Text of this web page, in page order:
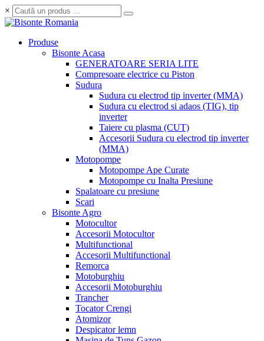
×
Produse
Bisonte Acasa
GENERATOARE SERIA LITE
Compresoare electrice cu Piston
Sudura
Sudura cu electrod tip inverter (MMA)
Sudura cu electrod si adaos (TIG), tip
inverter
Taiere cu plasma (CUT)
Accesorii Sudura cu electrod tip inverter
(MMA)
Motopompe
Motopompe Ape Curate
Motopompe cu Inalta Presiune
Spalatoare cu presiune
Scari
Bisonte Agro
Motocultor
Accesorii Motocultor
Multifunctional
Accesorii Multifunctional
Remorca
Motoburghiu
Accesorii Motoburghiu
Trancher
Tocator Crengi
Atomizor
Despicator lemn